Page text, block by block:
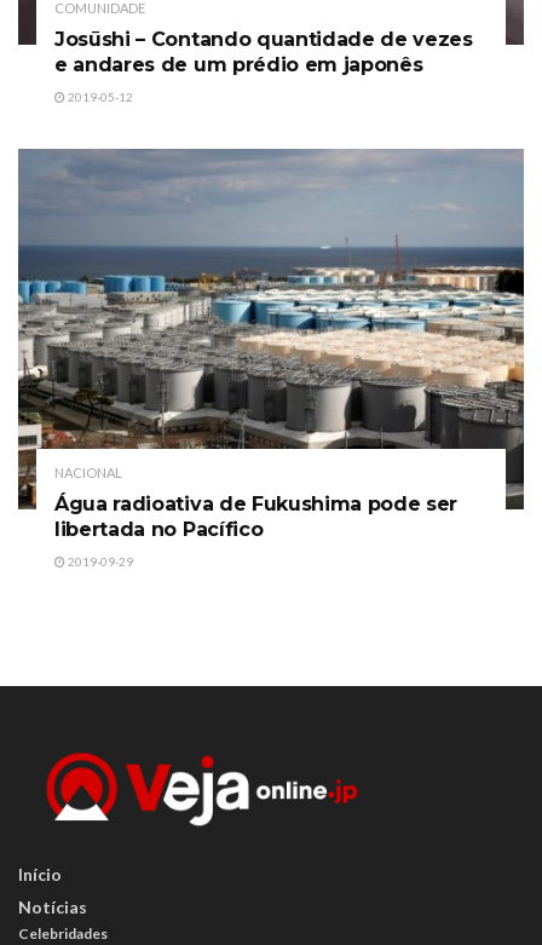
COMUNIDADE
Josūshi – Contando quantidade de vezes
e andares de um prédio em japonês
2019-05-12
NACIONAL
Água radioativa de Fukushima pode ser
libertada no Pacífico
2019-09-29
Início
Notícias
Celebridades